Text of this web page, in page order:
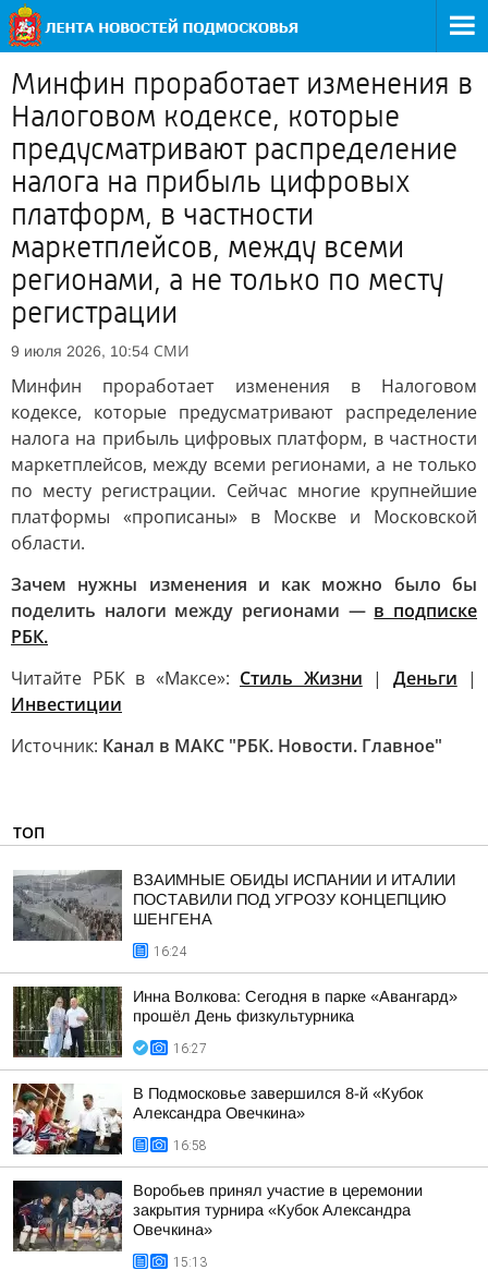
Минфин проработает изменения в
Налоговом кодексе, которые
предусматривают распределение
налога на прибыль цифровых
платформ, в частности
маркетплейсов, между всеми
регионами, а не только по месту
регистрации
9 июля 2026, 10:54 СМИ
Минфин проработает изменения в Налоговом
кодексе, которые предусматривают распределение
налога на прибыль цифровых платформ, в частности
маркетплейсов, между всеми регионами, а не только
по месту регистрации. Сейчас многие крупнейшие
платформы «прописаны» в Москве и Московской
области.
Зачем нужны изменения и как можно было бы
поделить налоги между регионами — в подписке
РБК.
Читайте РБК в «Максе»: Стиль Жизни | Деньги |
Инвестиции
Источник: Канал в МАКС "РБК. Новости. Главное"
ТОП
ВЗАИМНЫЕ ОБИДЫ ИСПАНИИ И ИТАЛИИ
ПОСТАВИЛИ ПОД УГРОЗУ КОНЦЕПЦИЮ
ШЕНГЕНА
16:24
Инна Волкова: Сегодня в парке «Авангард»
прошёл День физкультурника
16:27
В Подмосковье завершился 8-й «Кубок
Александра Овечкина»
16:58
Воробьев принял участие в церемонии
закрытия турнира «Кубок Александра
Овечкина»
15:13